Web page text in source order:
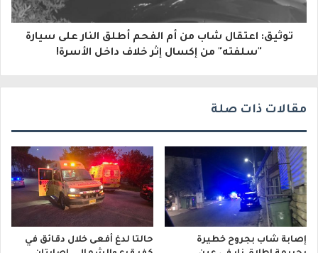
توثيق: اعتقال شاب من أم الفحم أطلق النار على سيارة
"سلفته" من إكسال إثر خلاف داخل الأسرة!
مقالات ذات صلة
إصابة شاب بجروح خطيرة
حالتا لدغ أفعى خلال دقائق في